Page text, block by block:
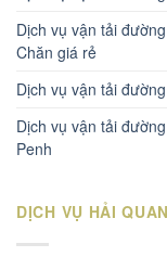
Dịch vụ vận tải
Chăn giá rẻ
Dịch vụ vận tải
Dịch vụ vận tải
Penh
DỊCH VỤ HẢI QUAN